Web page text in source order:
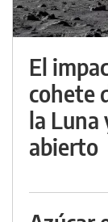
El
cohete
la Luna
abierto